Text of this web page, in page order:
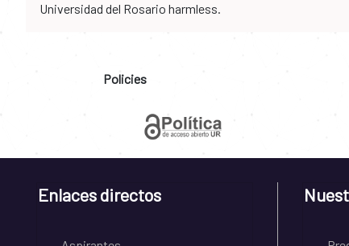
Universidad del Rosario harmless.
Policies
Enlaces directos